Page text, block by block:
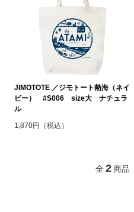
JIMOTOTE ／ジモトート熱海（ネイ
ビー） #S006 size大 ナチュラ
ル
1,870円（税込）
全 2 商品